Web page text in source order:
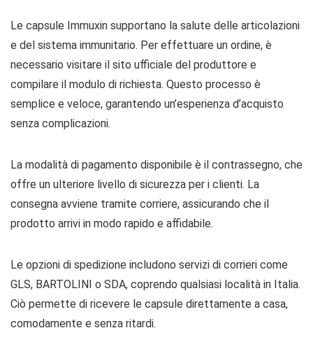
Le capsule Immuxin supportano la salute delle articolazioni
e del sistema immunitario. Per effettuare un ordine, è
necessario visitare il sito ufficiale del produttore e
compilare il modulo di richiesta. Questo processo è
semplice e veloce, garantendo un’esperienza d’acquisto
senza complicazioni.
La modalità di pagamento disponibile è il contrassegno, che
offre un ulteriore livello di sicurezza per i clienti. La
consegna avviene tramite corriere, assicurando che il
prodotto arrivi in modo rapido e affidabile.
Le opzioni di spedizione includono servizi di corrieri come
GLS, BARTOLINI o SDA, coprendo qualsiasi località in Italia.
Ciò permette di ricevere le capsule direttamente a casa,
comodamente e senza ritardi.